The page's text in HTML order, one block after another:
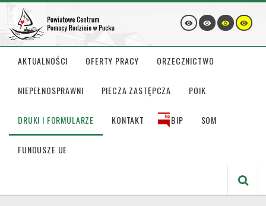
AKTUALNOŚCI OFERTY PRACY ORZECZNICTWO
NIEPEŁNOSPRAWNI PIECZA ZASTĘPCZA POIK
DRUKI I FORMULARZE KONTAKT BIP SOM
FUNDUSZE UE